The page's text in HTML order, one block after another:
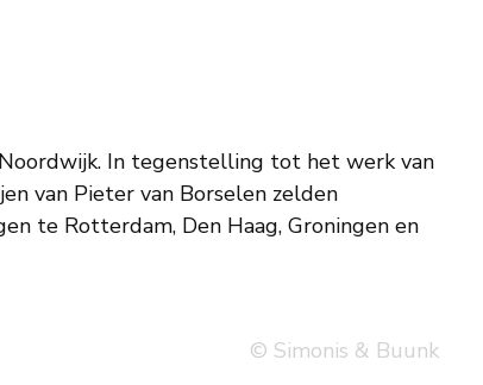
© Simonis & Buunk